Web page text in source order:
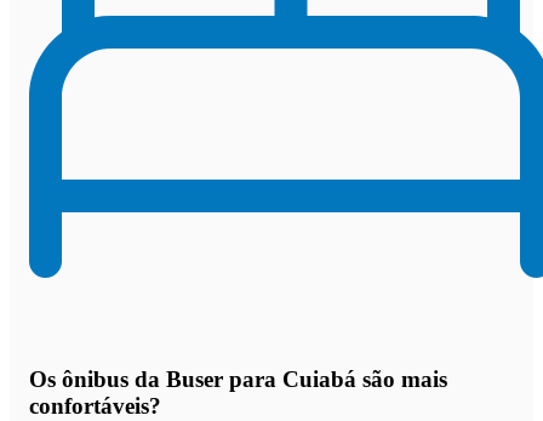
Os ônibus da Buser para Cuiabá são mais
confortáveis?